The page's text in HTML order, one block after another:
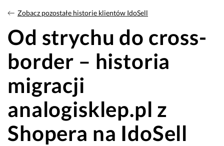
Zobacz pozostałe historie klientów IdoSell
Od strychu do cross-
border – historia
migracji
analogisklep.pl z
Shopera na IdoSell